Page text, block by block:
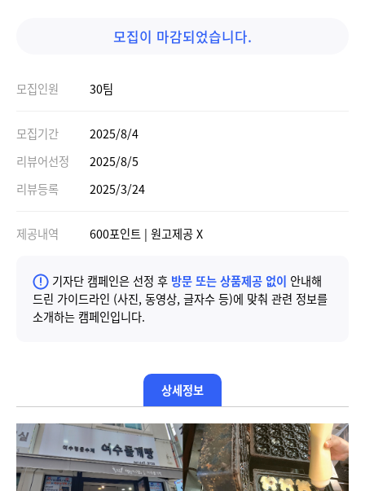
모집이 마감되었습니다.
모집인원 30팀
모집기간
2025/8/4
리뷰어선정
2025/8/5
리뷰등록
2025/3/24
제공내역 600포인트 | 원고제공 X
기자단 캠페인은 선정 후 방문 또는 상품제공 없이 안내해
드린 가이드라인 (사진, 동영상, 글자수 등)에 맞춰 관련 정보를
소개하는 캠페인입니다.
상세정보